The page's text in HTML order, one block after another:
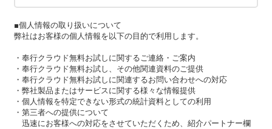
■個人情報の取り扱いについて
弊社はお客様の個人情報を以下の目的で利用します。
・奉行クラウド無料お試しに関するご連絡・ご案内
・奉行クラウド無料お試し、その他関連資料のご提供
・奉行クラウド無料お試しに関連するお問い合わせへの対応
・弊社製品またはサービスに関する様々な情報提供
・個人情報を特定できない形式の統計資料としての利用
・第三者への提供について
迅速にお客様への対応をさせていただくため、紹介パートナー欄